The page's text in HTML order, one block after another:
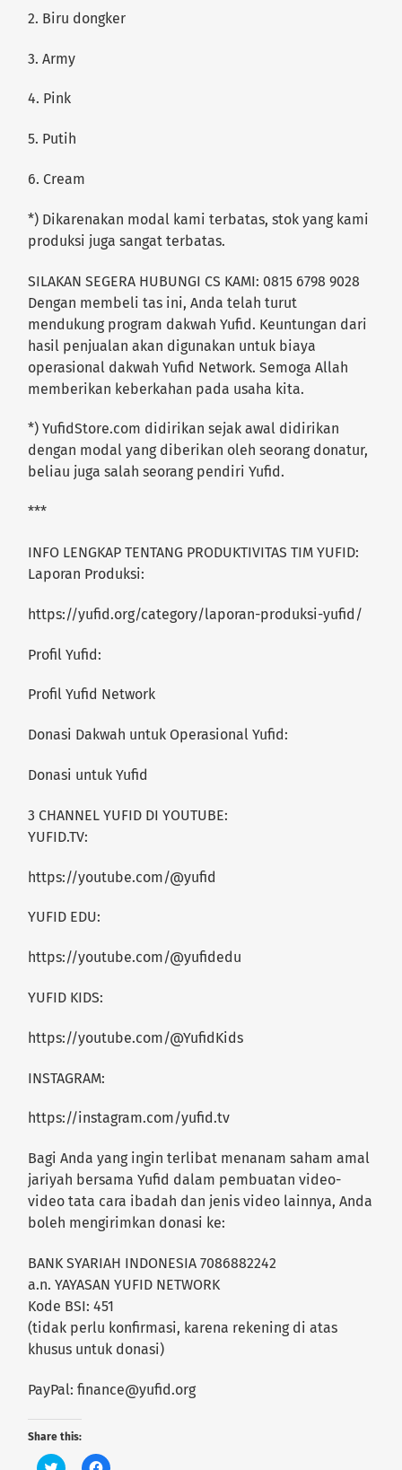
2. Biru dongker
3. Army
4. Pink
5. Putih
6. Cream
*) Dikarenakan modal kami terbatas, stok yang kami
produksi juga sangat terbatas.
SILAKAN SEGERA HUBUNGI CS KAMI: 0815 6798 9028
Dengan membeli tas ini, Anda telah turut
mendukung program dakwah Yufid. Keuntungan dari
hasil penjualan akan digunakan untuk biaya
operasional dakwah Yufid Network. Semoga Allah
memberikan keberkahan pada usaha kita.
*) YufidStore.com didirikan sejak awal didirikan
dengan modal yang diberikan oleh seorang donatur,
beliau juga salah seorang pendiri Yufid.
***
INFO LENGKAP TENTANG PRODUKTIVITAS TIM YUFID:
Laporan Produksi:
https://yufid.org/category/laporan-produksi-yufid/
Profil Yufid:
Profil Yufid Network
Donasi Dakwah untuk Operasional Yufid:
Donasi untuk Yufid
3 CHANNEL YUFID DI YOUTUBE:
YUFID.TV:
https://youtube.com/@yufid
YUFID EDU:
https://youtube.com/@yufidedu
YUFID KIDS:
https://youtube.com/@YufidKids
INSTAGRAM:
https://instagram.com/yufid.tv
Bagi Anda yang ingin terlibat menanam saham amal
jariyah bersama Yufid dalam pembuatan video-
video tata cara ibadah dan jenis video lainnya, Anda
boleh mengirimkan donasi ke:
BANK SYARIAH INDONESIA 7086882242
a.n. YAYASAN YUFID NETWORK
Kode BSI: 451
(tidak perlu konfirmasi, karena rekening di atas
khusus untuk donasi)
PayPal:finance@yufid.org
Share this:
C C